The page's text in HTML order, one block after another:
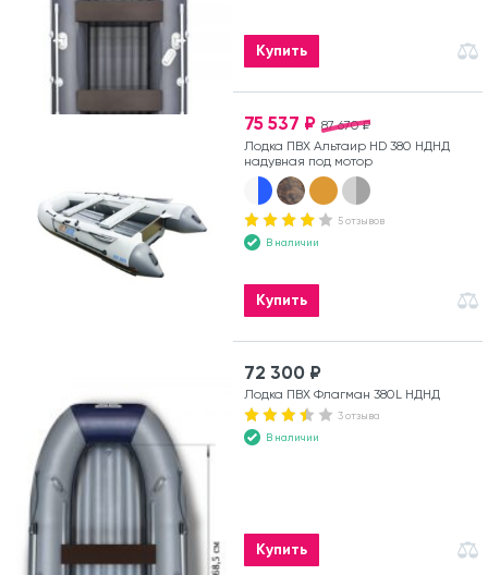
Купить
87 670 ₽
75 537 ₽
Лодка ПВХ Альтаир HD 380 НДНД
надувная под мотор
5 отзывов
В наличии
Купить
72 300 ₽
Лодка ПВХ Флагман 380L НДНД
3 отзыва
В наличии
Купить